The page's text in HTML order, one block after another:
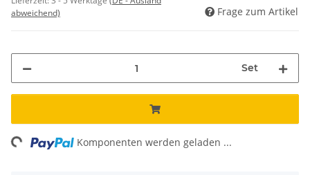
abweichend)
Frage zum Artikel
Set
Komponenten werden geladen ...